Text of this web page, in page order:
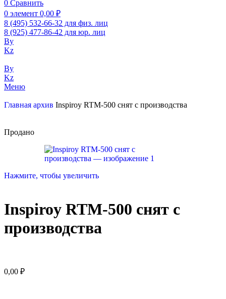
0 Сравнить
0 элемент 0,00 ₽
8 (495) 532-66-32 для физ. лиц
8 (925) 477-86-42 для юр. лиц
By
Kz
By
Kz
Меню
Главная архив Inspiroy RTM-500 снят с производства
Продано
Нажмите, чтобы увеличить
Inspiroy RTM-500 снят с
производства
0,00 ₽